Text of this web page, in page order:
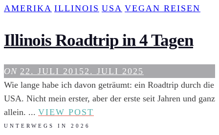
IN
AMERIKA ILLINOIS USA VEGAN REISEN
Illinois Roadtrip in 4 Tagen
ON 22. JULI 2015 2. JULI 2025
Wie lange habe ich davon geträumt: ein Roadtrip durch die
USA. Nicht mein erster, aber der erste seit Jahren und ganz
allein. ... VIEW POST
UNTERWEGS IN 2026